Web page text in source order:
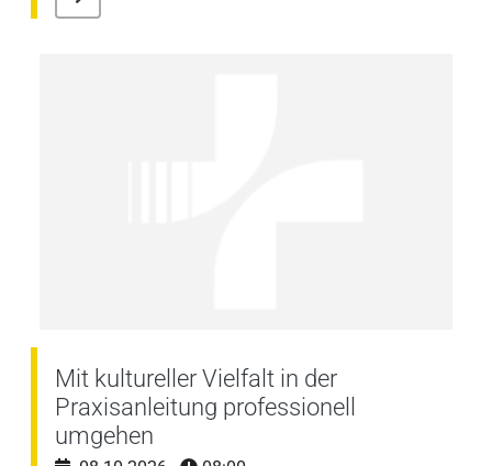
Mit kultureller Vielfalt in der
Praxisanleitung professionell
umgehen